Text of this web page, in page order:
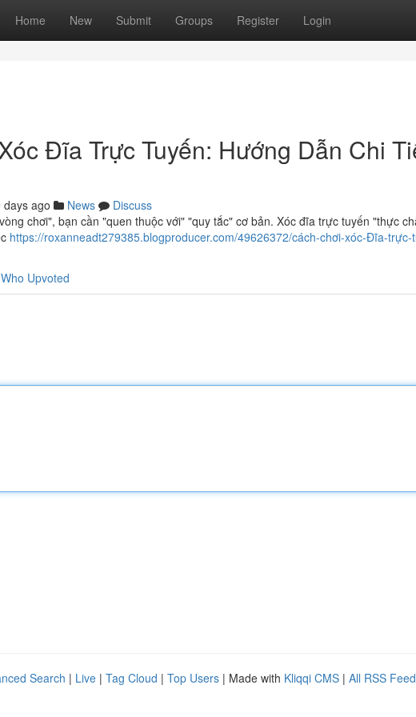
Home New Submit Groups Register Login
Đĩa Trực Tuyến: Hướng Dẫn Chi
days ago News
Discuss
chơi", bạn cần "quen thuộc với" "quy tắc" cơ bản. Xóc đĩa trực tuyến "thực
https://roxanneadt279385.blogproducer.com/49626372/cách-chơi-xóc-Đĩa-
Who Upvoted
Search | Live | Tag Cloud | Top Users | Made with Kliqqi CMS | All RSS